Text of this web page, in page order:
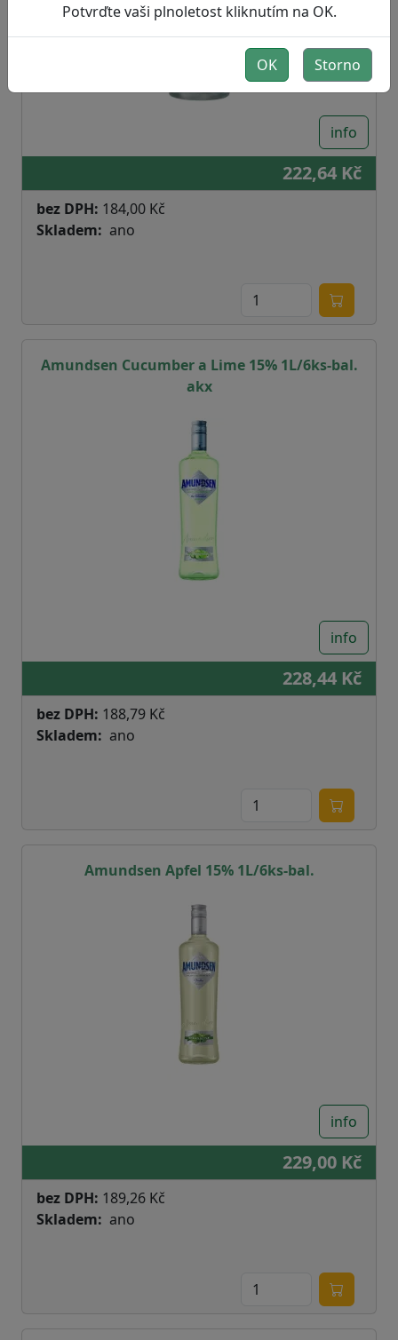
info
222,64 Kč
bez DPH: 184,00 Kč
Skladem
ano
Amundsen Cucumber a Lime 15% 1L/6ks-bal.
akx
info
228,44 Kč
bez DPH: 188,79 Kč
Skladem
ano
Amundsen Apfel 15% 1L/6ks-bal.
info
229,00 Kč
bez DPH: 189,26 Kč
Skladem
ano
Potvrďte vaši plnoletost kliknutím na OK.
OK Storno